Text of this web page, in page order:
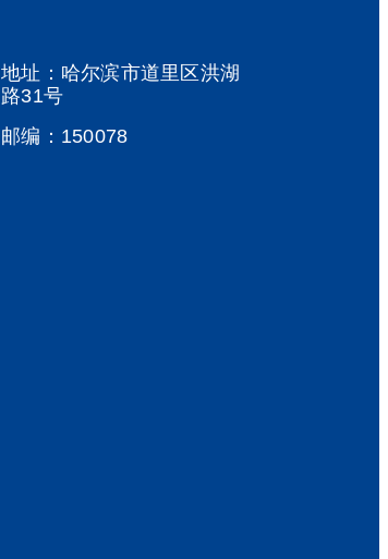
地址：哈尔滨市道里区洪湖
路31号
邮编：150078